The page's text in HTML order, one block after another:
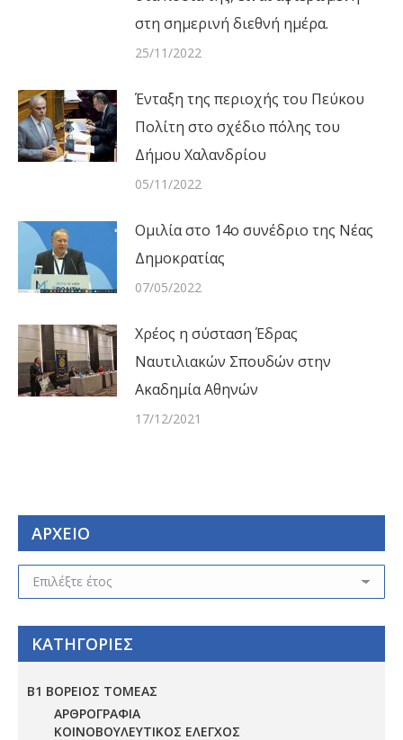
στη σημερινή διεθνή ημέρα.
25/11/2022
Ένταξη της περιοχής του Πεύκου
Πολίτη στο σχέδιο πόλης του
Δήμου Χαλανδρίου
05/11/2022
Ομιλία στο 14ο συνέδριο της Νέας
Δημοκρατίας
07/05/2022
Χρέος η σύσταση Έδρας
Ναυτιλιακών Σπουδών στην
Ακαδημία Αθηνών
17/12/2021
ΑΡΧΕΙΟ
ΑΡΧΕΙΟ
ΚΑΤΗΓΟΡΙΕΣ
Β1 ΒΟΡΕΙΟΣ ΤΟΜΕΑΣ
ΑΡΘΡΟΓΡΑΦΙΑ
ΚΟΙΝΟΒΟΥΛΕΥΤΙΚΟΣ ΕΛΕΓΧΟΣ